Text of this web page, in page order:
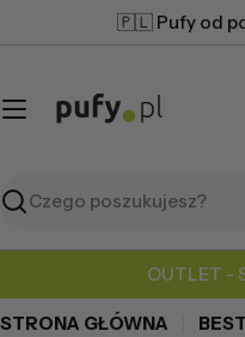
do
🇵🇱 Pufy od
Szukaj
OUTLET -
STRONA GŁÓWNA